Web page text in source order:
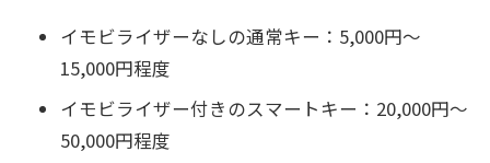
イモビライザーなしの通常キー：5,000円〜
15,000円程度
イモビライザー付きのスマートキー：20,000円〜
50,000円程度